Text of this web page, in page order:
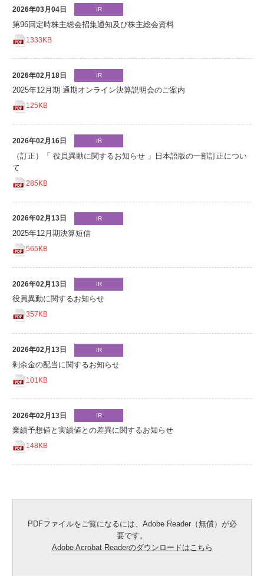
2026年03月04日 IR
第96回定時株主総会招集通知及び株主総会資料
1333KB
2026年02月18日 IR
2025年12月期 通期オンライン決算説明会のご案内
125KB
2026年02月16日 IR
（訂正）「 役員異動に関するお知らせ 」日本語版の一部訂正につい
て
285KB
2026年02月13日 IR
2025年12月期決算短信
565KB
2026年02月13日 IR
役員異動に関するお知らせ
357KB
2026年02月13日 IR
剰余金の配当に関するお知らせ
101KB
2026年02月13日 IR
業績予想値と実績値との差異に関するお知らせ
148KB
PDFファイルをご覧になるには、Adobe Reader（無償）が必
要です。
Adobe Acrobat Readerのダウンロードはこちら